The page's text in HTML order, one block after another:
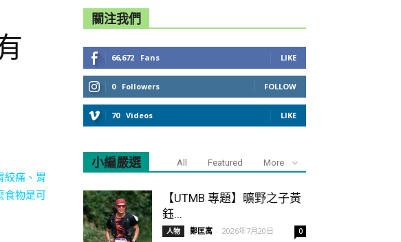
絞痛、胃
食物是可
關注我們
66,672 Fans LIKE
0 Followers FOLLOW
70 Videos LIKE
小編嚴選 All Featured More
【UTMB 專題】曠野之子黃
鈺...
人物 鄭匡寓 - 2026年7月20日 0